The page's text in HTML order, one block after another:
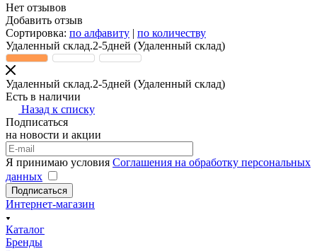
Нет отзывов
Добавить отзыв
Сортировка: по алфавиту | по количеству
Удаленный склад.2-5дней (Удаленный склад)
Удаленный склад.2-5дней (Удаленный склад)
Есть в наличии
Назад к списку
Подписаться
на новости и акции
Я принимаю условия Соглашения на обработку персональных
данных
Подписаться
Интернет-магазин
Каталог
Бренды